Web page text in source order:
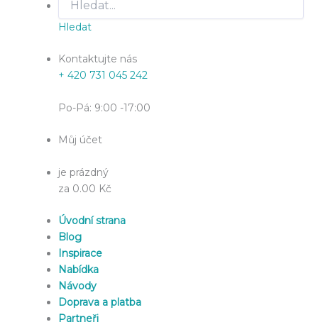
Hledat
Kontaktujte nás
+ 420 731 045 242
Po-Pá: 9:00 -17:00
Můj účet
je prázdný
za 0.00 Kč
Úvodní strana
Blog
Inspirace
Nabídka
Návody
Doprava a platba
Partneři